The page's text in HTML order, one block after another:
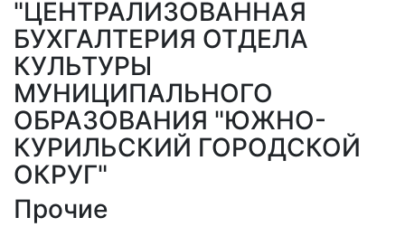
"ЦЕНТРАЛИЗОВАННАЯ
БУХГАЛТЕРИЯ ОТДЕЛА
КУЛЬТУРЫ
МУНИЦИПАЛЬНОГО
ОБРАЗОВАНИЯ "ЮЖНО-
КУРИЛЬСКИЙ ГОРОДСКОЙ
ОКРУГ"
Прочие